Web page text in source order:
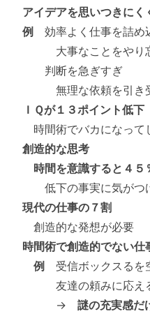
アイデアを思いつきにく
例 効率よく仕事を詰め
大事なことをやり忘
判断を急ぎすぎ
無理な依頼を引き受
ＩＱが１３ポイント低下
時間術でバカになって
創造的な思考
時間を意識すると４５
低下の事実に気がつ
現代の仕事の７割
創造的な発想が必要
時間術で創造的でない仕
例 受信ボックスるを
友達の頼みに応え
→ 謎の充実感だ